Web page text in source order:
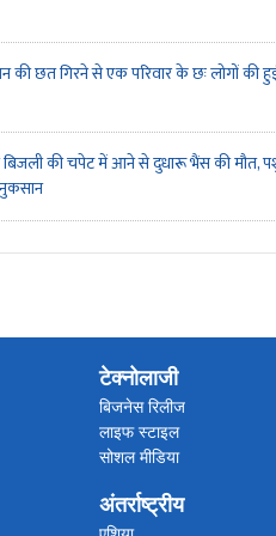
की छत गिरने से एक परिवार के छः लोगों की
की चपेट में आने से दुधारू भैंस की मौत,
टेक्नोलाजी
बिजनेस रिलीज
लाइफ स्टाइल
सोशल मीडिया
अंतर्राष्ट्रीय